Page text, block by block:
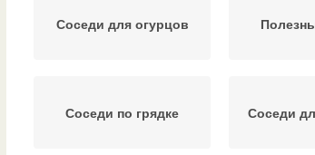
Соседи для огурцов
Соседи по грядке Соседи